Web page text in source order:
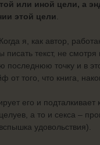
или иной цели, а
этой цели.
я, как автор,
текст, не смотря
последнюю точку и в
того, что книга,
его и подталкивает
а то и секса –
удовольствия).